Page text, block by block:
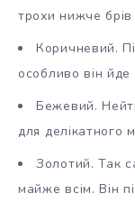
трохи нижче брів
Коричневий.
особливо він
Бежевий.
для делікатного
Золотий. Так
майже всім. Він